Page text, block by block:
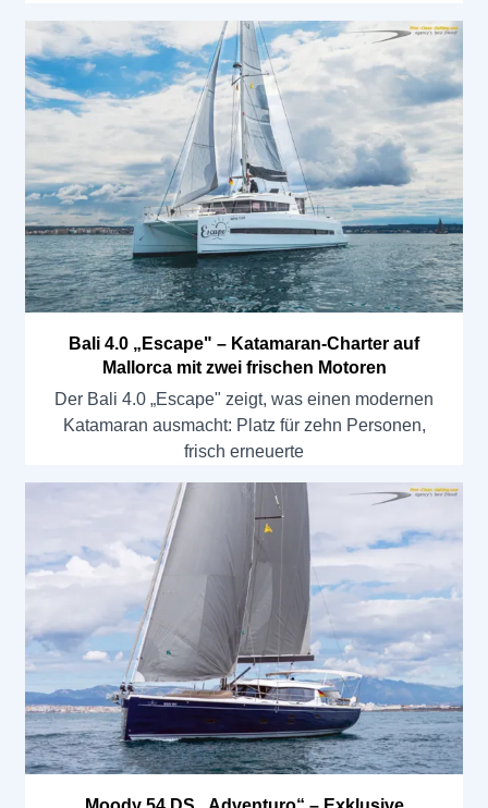
Bali 4.0 „Escape" – Katamaran-Charter auf
Mallorca mit zwei frischen Motoren
Der Bali 4.0 „Escape" zeigt, was einen modernen
Katamaran ausmacht: Platz für zehn Personen,
frisch erneuerte